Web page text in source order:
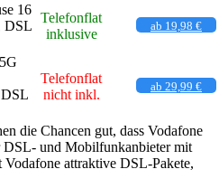
16
DSL
Telefonflat
inklusive
ab 19,98 €
Telefonflat
nicht inkl.
ab 29,99 €
die Chancen gut, dass Vodafone
DSL- und Mobilfunkanbieter mit
attraktive DSL-Pakete,